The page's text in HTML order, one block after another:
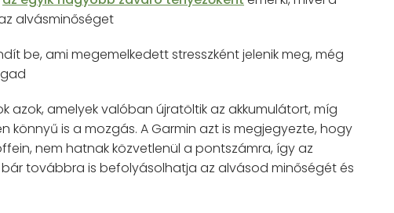
alvásminőséget
be, ami megemelkedett stresszként jelenik meg, még
azok, amelyek valóban újratöltik az akkumulátort, míg
könnyű is a mozgás. A Garmin azt is megjegyezte, hogy
nem hatnak közvetlenül a pontszámra, így az
továbbra is befolyásolhatja az alvásod minőségét és